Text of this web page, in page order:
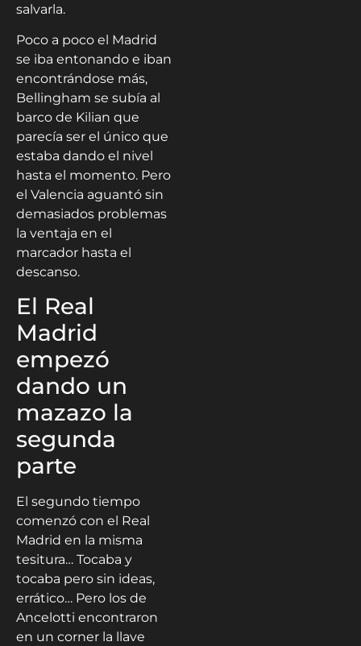
salvarla.
Poco a poco el Madrid
se iba entonando e iban
encontrándose más,
Bellingham se subía al
barco de Kilian que
parecía ser el único que
estaba dando el nivel
hasta el momento. Pero
el Valencia aguantó sin
demasiados problemas
la ventaja en el
marcador hasta el
descanso.
El Real
Madrid
empezó
dando un
mazazo la
segunda
parte
El segundo tiempo
comenzó con el Real
Madrid en la misma
tesitura… Tocaba y
tocaba pero sin ideas,
errático… Pero los de
Ancelotti encontraron
en un corner la llave